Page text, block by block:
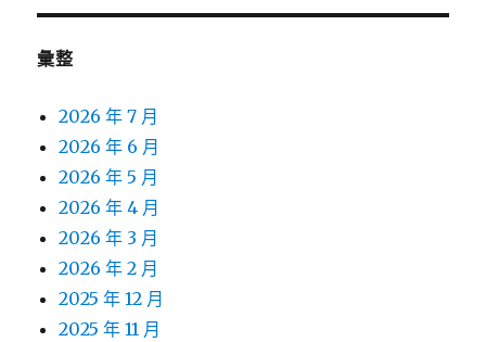
彙整
2026 年 7 月
2026 年 6 月
2026 年 5 月
2026 年 4 月
2026 年 3 月
2026 年 2 月
2025 年 12 月
2025 年 11 月